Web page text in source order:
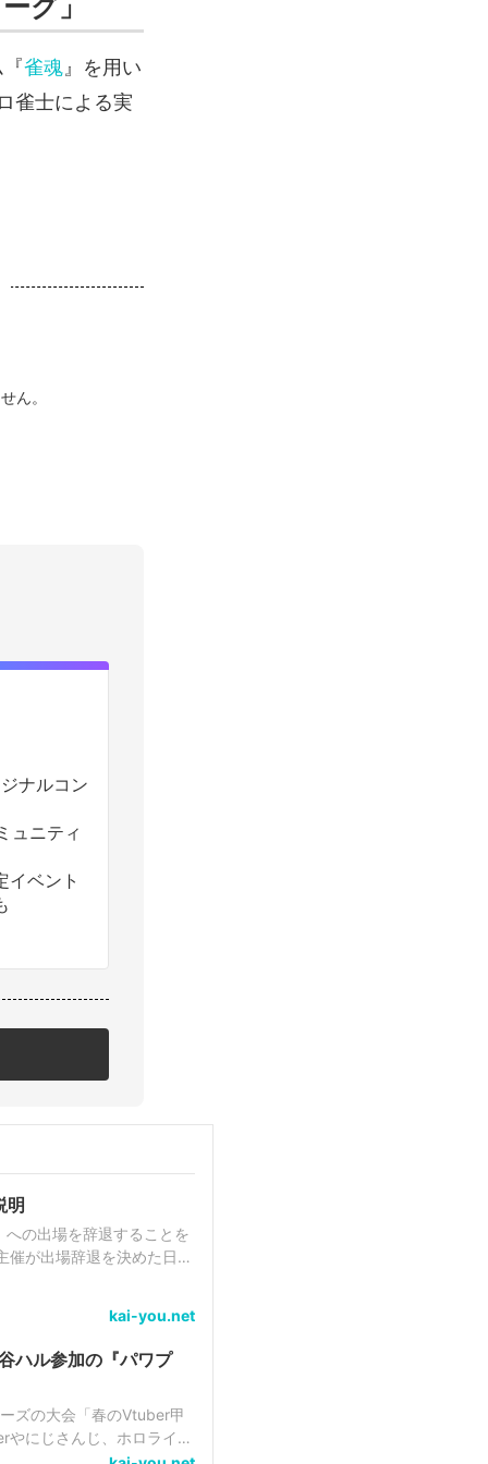
雀魂 』を用い
雀士による実
ん。
ナルコン
ュニティ
イベント
明
の出場を辞退することを
が出場辞退を決めた日」
kai-you.net
ハル参加の『パワプ
ズの大会「春のVtuber甲